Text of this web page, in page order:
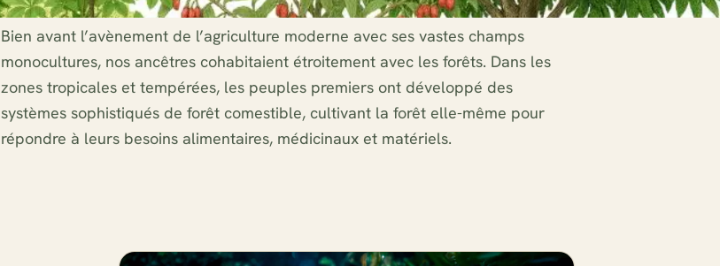
Bien avant l’avènement de l’agriculture moderne avec ses vastes champs
monocultures, nos ancêtres cohabitaient étroitement avec les forêts. Dans les
zones tropicales et tempérées, les peuples premiers ont développé des
systèmes sophistiqués de forêt comestible, cultivant la forêt elle-même pour
répondre à leurs besoins alimentaires, médicinaux et matériels.